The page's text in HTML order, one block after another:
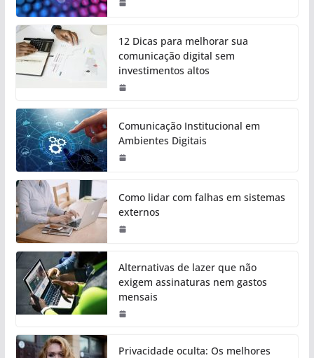
12 Dicas para melhorar sua
comunicação digital sem
investimentos altos
Comunicação Institucional em
Ambientes Digitais
Como lidar com falhas em sistemas
externos
Alternativas de lazer que não
exigem assinaturas nem gastos
mensais
Privacidade oculta: Os melhores